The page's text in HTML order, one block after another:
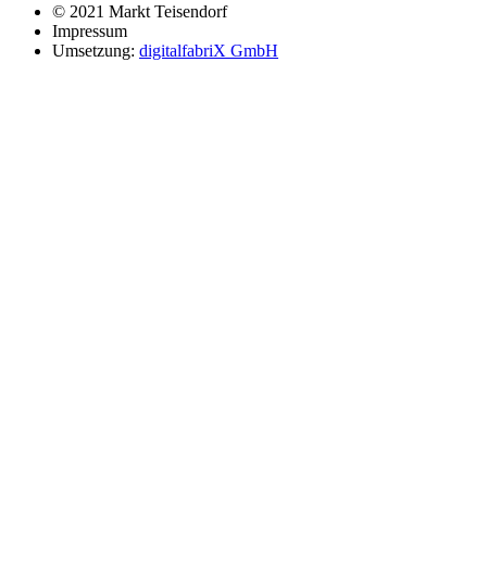
© 2021 Markt Teisendorf
Impressum
Umsetzung: digitalfabriX GmbH